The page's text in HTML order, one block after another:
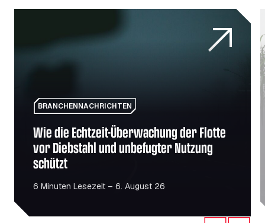
Wie die Echtzeit-Überwachung der Flotte vor
BRANCHENNACHRICHTEN
Wie die Echtzeit-Überwachung der Flotte
vor Diebstahl und unbefugter Nutzung
schützt
6 Minuten Lesezeit – 6. August 26